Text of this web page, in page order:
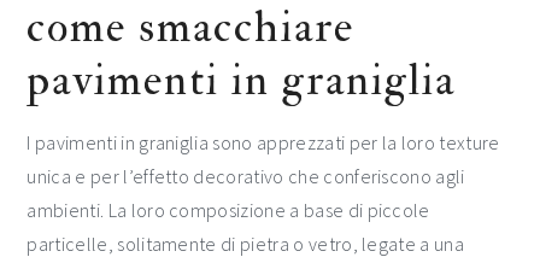
come smacchiare
pavimenti in graniglia
I pavimenti in graniglia sono apprezzati per la loro texture
unica e per l’effetto decorativo che conferiscono agli
ambienti. La loro composizione a base di piccole
particelle, solitamente di pietra o vetro, legate a una